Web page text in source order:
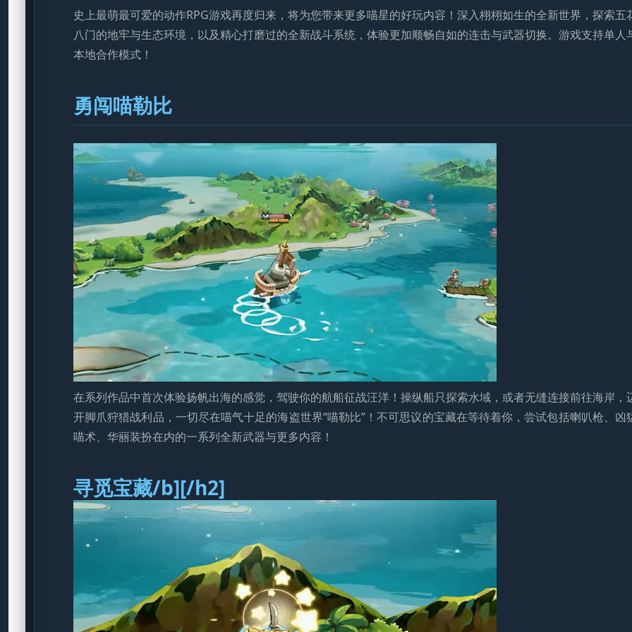
史上最萌最可爱的动作RPG游戏再度归来，将为您带来更多喵星的好玩内容！深入栩栩如生的全新世界，探索五
八门的地牢与生态环境，以及精心打磨过的全新战斗系统，体验更加顺畅自如的连击与武器切换。游戏支持单人
本地合作模式！
勇闯喵勒比
在系列作品中首次体验扬帆出海的感觉，驾驶你的航船征战汪洋！操纵船只探索水域，或者无缝连接前往海岸，
开脚爪狩猎战利品，一切尽在喵气十足的海盗世界“喵勒比”！不可思议的宝藏在等待着你，尝试包括喇叭枪、凶
喵术、华丽装扮在内的一系列全新武器与更多内容！
寻觅宝藏/b][/h2]